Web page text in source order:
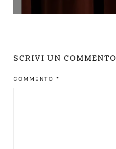
SCRIVI UN COMMENTO
COMMENTO *